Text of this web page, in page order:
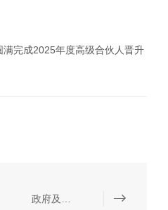
完成2025年度高级合伙人晋升